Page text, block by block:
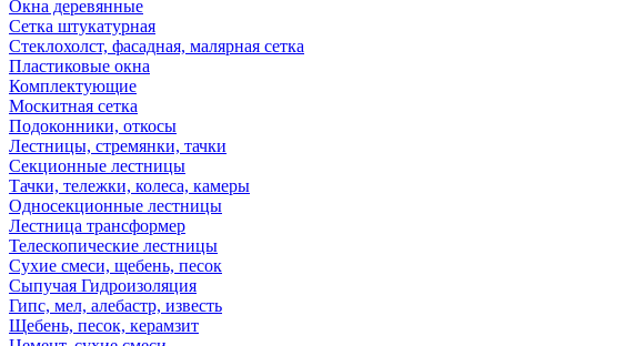
Окна деревянные
Сетка штукатурная
Стеклохолст, фасадная, малярная сетка
Пластиковые окна
Комплектующие
Москитная сетка
Подоконники, откосы
Лестницы, стремянки, тачки
Секционные лестницы
Тачки, тележки, колеса, камеры
Односекционные лестницы
Лестница трансформер
Телескопические лестницы
Сухие смеси, щебень, песок
Сыпучая Гидроизоляция
Гипс, мел, алебастр, известь
Щебень, песок, керамзит